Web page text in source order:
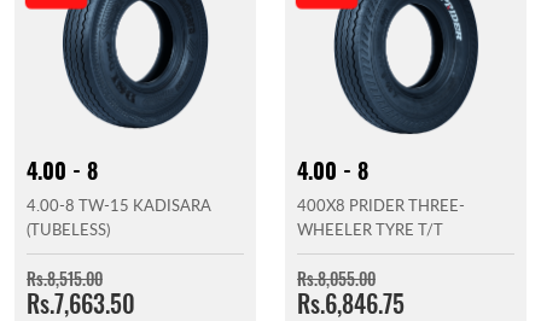
4.00 - 8
4.00-8 TW-15 KADISARA
(TUBELESS)
Rs.8,515.00
Rs.7,663.50
4.00 - 8
400X8 PRIDER THREE-
WHEELER TYRE T/T
Rs.8,055.00
Rs.6,846.75